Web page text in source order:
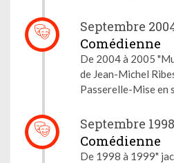
Septembre
Comédienne
De 2004 à 2005
de Jean-Michel
Passerelle-Mise en
Septembre 1998
Comédienne
De 1998 à 1999"